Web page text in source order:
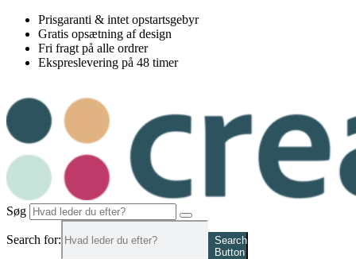
Videre
indhold
Prisgaranti & intet opstartsgebyr
Gratis opsætning af design
Fri fragt på alle ordrer
Ekspreslevering på 48 timer
Søg
Search for:
Search
Button